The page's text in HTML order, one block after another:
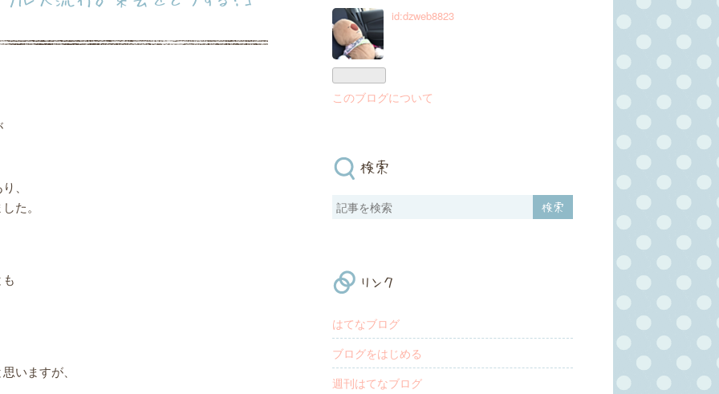
、
た。
いますが、
id:dzweb8823
このブログについて
検索
リンク
はてなブログ
ブログをはじめる
週刊はてなブログ